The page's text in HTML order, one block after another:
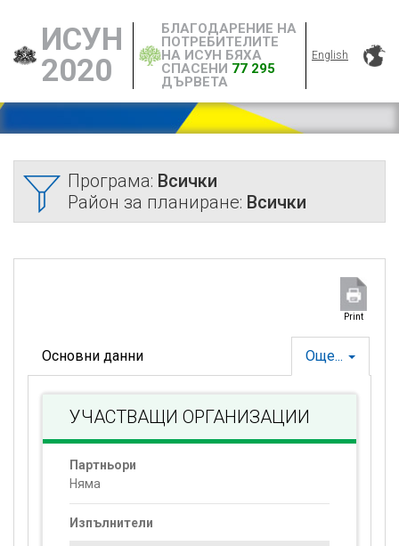
ИСУН
2020
БЛАГОДАРЕНИЕ НА
ПОТРЕБИТЕЛИТЕ
НА ИСУН БЯХА
СПАСЕНИ 77 295
ДЪРВЕТА
English
Програма: Всички
Район за планиране: Всички
Print
Още...
Основни данни
УЧАСТВАЩИ ОРГАНИЗАЦИИ
Партньори
Няма
Изпълнители